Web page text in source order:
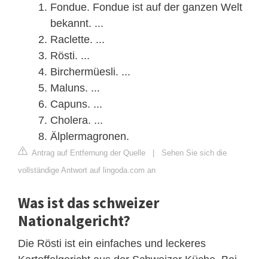
Fondue. Fondue ist auf der ganzen Welt
bekannt. ...
Raclette. ...
Rösti. ...
Birchermüesli. ...
Maluns. ...
Capuns. ...
Cholera. ...
Älplermagronen.
Antrag auf Entfernung der Quelle | Sehen Sie sich die
vollständige Antwort auf lingoda.com an
Was ist das schweizer
Nationalgericht?
Die Rösti ist ein einfaches und leckeres